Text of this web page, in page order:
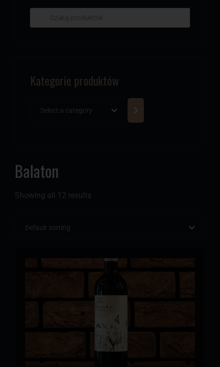
Kategorie produktów
Balaton
Showing all 12 results